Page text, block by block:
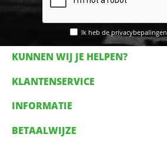
Ik heb de privacybepalingen
KUNNEN WIJ JE HELPEN?
KLANTENSERVICE
INFORMATIE
BETAALWIJZE